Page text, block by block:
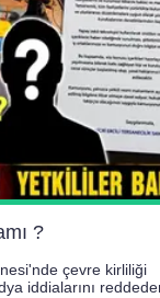
?
çevre kirliliği
iddialarını